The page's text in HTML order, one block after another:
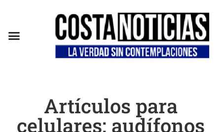
Artículos para
celulares: audífonos